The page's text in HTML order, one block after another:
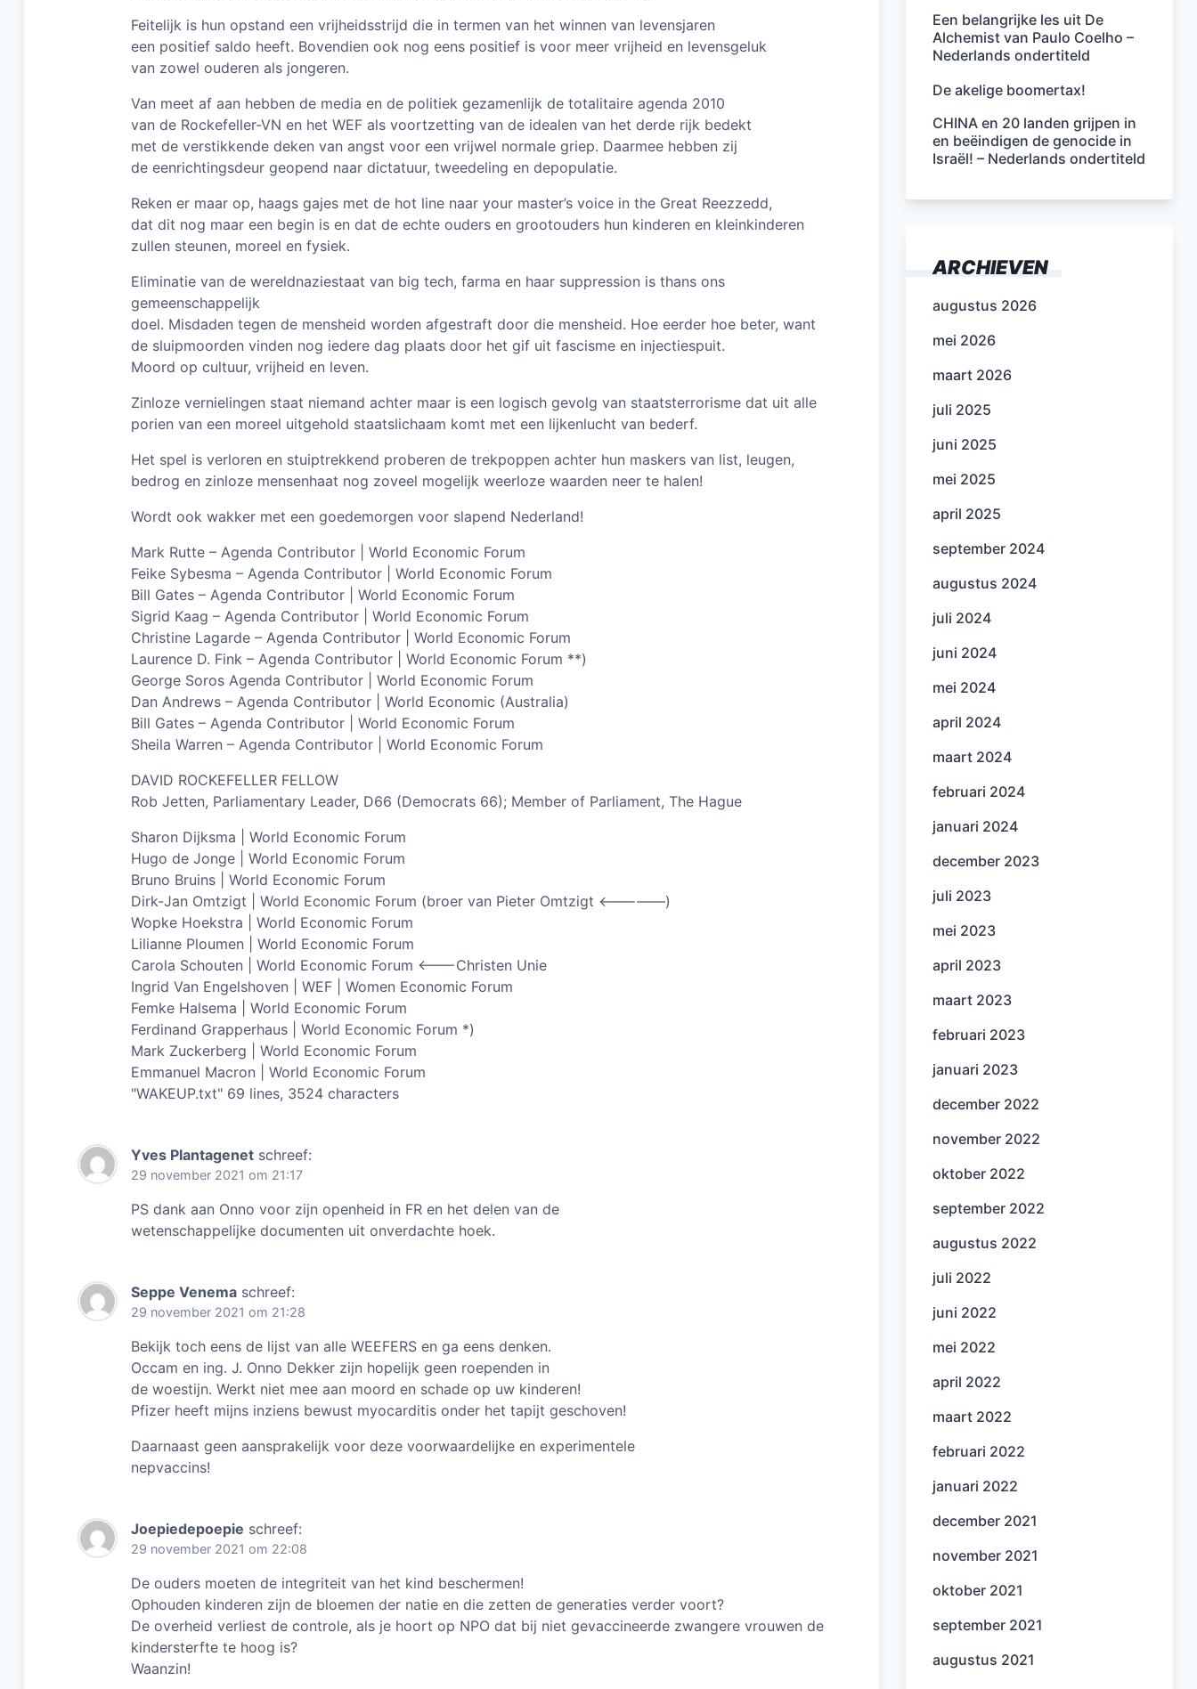
Feitelijk is hun opstand een vrijheidsstrijd die in termen van het winnen van levensjaren
een positief saldo heeft. Bovendien ook nog eens positief is voor meer vrijheid en levensgeluk
van zowel ouderen als jongeren.
Van meet af aan hebben de media en de politiek gezamenlijk de totalitaire agenda 2010
van de Rockefeller-VN en het WEF als voortzetting van de idealen van het derde rijk bedekt
met de verstikkende deken van angst voor een vrijwel normale griep. Daarmee hebben zij
de eenrichtingsdeur geopend naar dictatuur, tweedeling en depopulatie.
Reken er maar op, haags gajes met de hot line naar your master’s voice in the Great Reezzedd,
dat dit nog maar een begin is en dat de echte ouders en grootouders hun kinderen en kleinkinderen
zullen steunen, moreel en fysiek.
Eliminatie van de wereldnaziestaat van big tech, farma en haar suppression is thans ons
gemeenschappelijk
doel. Misdaden tegen de mensheid worden afgestraft door die mensheid. Hoe eerder hoe beter, want
de sluipmoorden vinden nog iedere dag plaats door het gif uit fascisme en injectiespuit.
Moord op cultuur, vrijheid en leven.
Zinloze vernielingen staat niemand achter maar is een logisch gevolg van staatsterrorisme dat uit alle
porien van een moreel uitgehold staatslichaam komt met een lijkenlucht van bederf.
Het spel is verloren en stuiptrekkend proberen de trekpoppen achter hun maskers van list, leugen,
bedrog en zinloze mensenhaat nog zoveel mogelijk weerloze waarden neer te halen!
Wordt ook wakker met een goedemorgen voor slapend Nederland!
Mark Rutte – Agenda Contributor | World Economic Forum
Feike Sybesma – Agenda Contributor | World Economic Forum
Bill Gates – Agenda Contributor | World Economic Forum
Sigrid Kaag – Agenda Contributor | World Economic Forum
Christine Lagarde – Agenda Contributor | World Economic Forum
Laurence D. Fink – Agenda Contributor | World Economic Forum **)
George Soros Agenda Contributor | World Economic Forum
Dan Andrews – Agenda Contributor | World Economic (Australia)
Bill Gates – Agenda Contributor | World Economic Forum
Sheila Warren – Agenda Contributor | World Economic Forum
DAVID ROCKEFELLER FELLOW
Rob Jetten, Parliamentary Leader, D66 (Democrats 66); Member of Parliament, The Hague
Sharon Dijksma | World Economic Forum
Hugo de Jonge | World Economic Forum
Bruno Bruins | World Economic Forum
Dirk-Jan Omtzigt | World Economic Forum (broer van Pieter Omtzigt <—————)
Wopke Hoekstra | World Economic Forum
Lilianne Ploumen | World Economic Forum
Carola Schouten | World Economic Forum <——-Christen Unie
Ingrid Van Engelshoven | WEF | Women Economic Forum
Femke Halsema | World Economic Forum
Ferdinand Grapperhaus | World Economic Forum *)
Mark Zuckerberg | World Economic Forum
Emmanuel Macron | World Economic Forum
"WAKEUP.txt" 69 lines, 3524 characters
Yves Plantagenet schreef:
29 november 2021 om 21:17
PS dank aan Onno voor zijn openheid in FR en het delen van de
wetenschappelijke documenten uit onverdachte hoek.
Seppe Venema schreef:
29 november 2021 om 21:28
Bekijk toch eens de lijst van alle WEEFERS en ga eens denken.
Occam en ing. J. Onno Dekker zijn hopelijk geen roependen in
de woestijn. Werkt niet mee aan moord en schade op uw kinderen!
Pfizer heeft mijns inziens bewust myocarditis onder het tapijt geschoven!
Daarnaast geen aansprakelijk voor deze voorwaardelijke en experimentele
nepvaccins!
Joepiedepoepie schreef:
29 november 2021 om 22:08
De ouders moeten de integriteit van het kind beschermen!
Ophouden kinderen zijn de bloemen der natie en die zetten de generaties verder voort?
De overheid verliest de controle, als je hoort op NPO dat bij niet gevaccineerde zwangere vrouwen de
kindersterfte te hoog is?
Waanzin!
Een belangrijke les uit De
Alchemist van Paulo Coelho –
Nederlands ondertiteld
De akelige boomertax!
CHINA en 20 landen grijpen in
en beëindigen de genocide in
Israël! – Nederlands ondertiteld
ARCHIEVEN
augustus 2026
mei 2026
maart 2026
juli 2025
juni 2025
mei 2025
april 2025
september 2024
augustus 2024
juli 2024
juni 2024
mei 2024
april 2024
maart 2024
februari 2024
januari 2024
december 2023
juli 2023
mei 2023
april 2023
maart 2023
februari 2023
januari 2023
december 2022
november 2022
oktober 2022
september 2022
augustus 2022
juli 2022
juni 2022
mei 2022
april 2022
maart 2022
februari 2022
januari 2022
december 2021
november 2021
oktober 2021
september 2021
augustus 2021